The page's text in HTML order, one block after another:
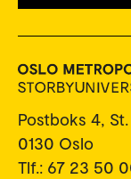
Postboks 4,
0130 Oslo
Tlf.: 67 23 50